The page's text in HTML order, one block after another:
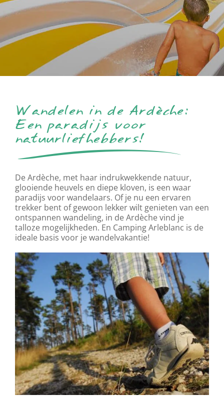
Wandelen in de Ardèche:
Een paradijs voor
natuurliefhebbers!
De Ardèche, met haar indrukwekkende natuur,
glooiende heuvels en diepe kloven, is een waar
paradijs voor wandelaars. Of je nu een ervaren
trekker bent of gewoon lekker wilt genieten van een
ontspannen wandeling, in de Ardèche vind je
talloze mogelijkheden. En Camping Arleblanc is de
ideale basis voor je wandelvakantie!